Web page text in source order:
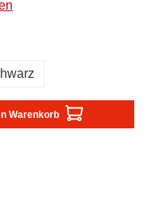
Warenkorb